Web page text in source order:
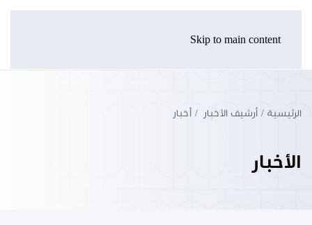
Skip to main content
الرئيسية أرشيف الأخبار أخبار
الأخبار